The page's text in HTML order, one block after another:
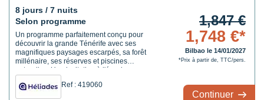
8 jours / 7 nuits
Selon programme
Un programme parfaitement conçu pour
découvrir la grande Ténérife avec ses
magnifiques paysages escarpés, sa forêt
millénaire, ses réserves et piscines
naturelles. Une invitation à l'évasion pour
Ref : 419060
1,847 €
1,748 €*
Bilbao le 14/01/2027
*Prix à partir de, TTC/pers.
Continuer